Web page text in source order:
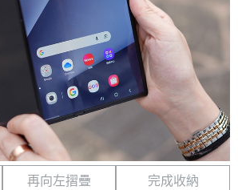
再向左摺疊 完成收納